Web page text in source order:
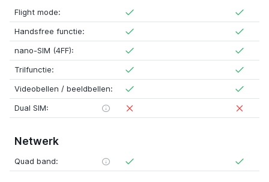
Flight mode:
Handsfree functie:
nano-SIM (4FF):
Trilfunctie:
Videobellen / beeldbellen:
Dual SIM:
Netwerk
Quad band: